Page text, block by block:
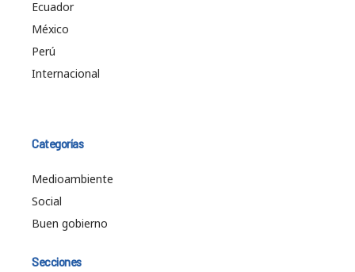
Ecuador
México
Perú
Internacional
Categorías
Medioambiente
Social
Buen gobierno
Secciones